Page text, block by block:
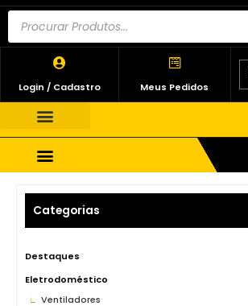
Login / Cadastro Meus Pedidos
Categorias
Destaques
Eletrodoméstico
Ventiladores